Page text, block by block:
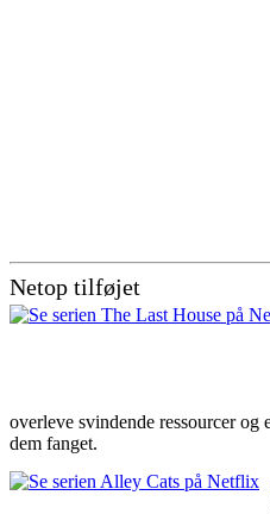
Netop tilføjet
overleve svindende ressourcer
dem fanget.